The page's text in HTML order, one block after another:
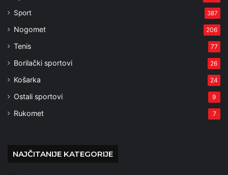
Sport 387
Nogomet 206
Tenis 77
Borilački sportovi 26
Košarka 24
Ostali sportovi 9
Rukomet 7
NAJČITANIJE KATEGORIJE